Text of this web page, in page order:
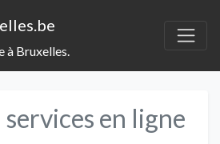
à Bruxelles.
services en ligne